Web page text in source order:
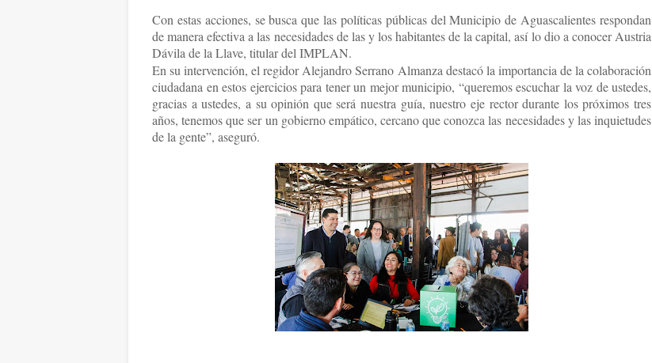
Con estas acciones, se busca que las políticas públicas del Municipio de Aguascalientes respondan
de manera efectiva a las necesidades de las y los habitantes de la capital, así lo dio a conocer Austria
Dávila de la Llave, titular del IMPLAN.
En su intervención, el regidor Alejandro Serrano Almanza destacó la importancia de la colaboración
ciudadana en estos ejercicios para tener un mejor municipio, “queremos escuchar la voz de ustedes,
gracias a ustedes, a su opinión que será nuestra guía, nuestro eje rector durante los próximos tres
años, tenemos que ser un gobierno empático, cercano que conozca las necesidades y las inquietudes
de la gente”, aseguró.